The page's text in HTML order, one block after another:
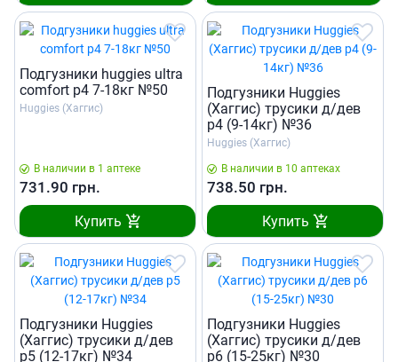
Подгузники huggies ultra
comfort р4 7-18кг №50
Huggies (Хаггис)
В наличии в 1 аптеке
731.90 грн.
Купить
Подгузники Huggies
(Хаггис) трусики д/дев
р4 (9-14кг) №36
Huggies (Хаггис)
В наличии в 10 аптеках
738.50 грн.
Купить
Подгузники Huggies
(Хаггис) трусики д/дев
р5 (12-17кг) №34
Подгузники Huggies
(Хаггис) трусики д/дев
р6 (15-25кг) №30